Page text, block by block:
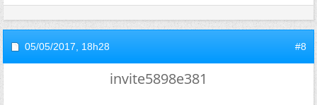
05/05/2017, 18h28 #8
invite5898e381